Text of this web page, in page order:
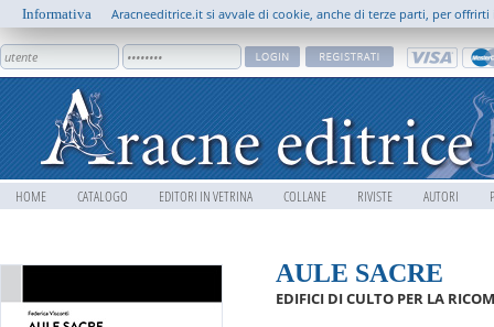
HOME CATALOGO EDITORI IN VETRINA COLLANE RIVISTE AUTORI
AULE SACRE
EDIFICI DI CULTO PER LA
Informativa Aracneeditrice.it si avvale di cookie, anche di terze parti, per